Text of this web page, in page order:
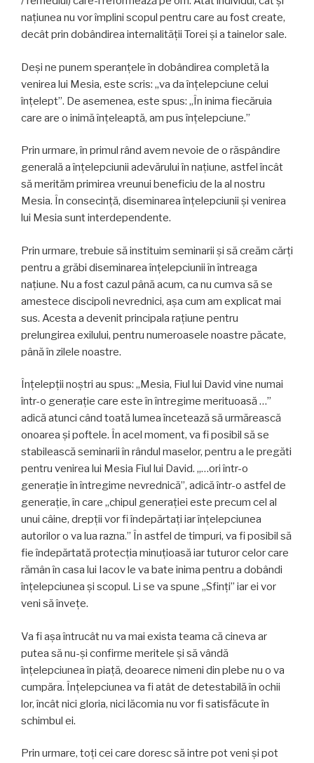
națiunea nu vor împlini scopul pentru care au fost create,
decât prin dobândirea internalității Torei și a tainelor sale.
Deși ne punem speranţele în dobândirea completă la
venirea lui Mesia, este scris: „va da înțelepciune celui
înțelept”. De asemenea, este spus: „În inima fiecăruia
care are o inimă înţeleaptă, am pus înțelepciune.”
Prin urmare, în primul rând avem nevoie de o răspândire
generală a înţelepciunii adevărului în națiune, astfel încât
să merităm primirea vreunui beneficiu de la al nostru
Mesia. În consecință, diseminarea înţelepciunii și venirea
lui Mesia sunt interdependente.
Prin urmare, trebuie să instituim seminarii și să creăm cărți
pentru a grăbi diseminarea înțelepciunii în întreaga
națiune. Nu a fost cazul până acum, ca nu cumva să se
amestece discipoli nevrednici, așa cum am explicat mai
sus. Acesta a devenit principala raţiune pentru
prelungirea exilului, pentru numeroasele noastre păcate,
până în zilele noastre.
Înțelepții noștri au spus: „Mesia, Fiul lui David vine numai
într-o generație care este în întregime merituoasă …”
adică atunci când toată lumea încetează să urmărească
onoarea și poftele. În acel moment, va fi posibil să se
stabilească seminarii în rândul maselor, pentru a le pregăti
pentru venirea lui Mesia Fiul lui David. „…ori într-o
generație în întregime nevrednică”, adică într-o astfel de
generație, în care „chipul generației este precum cel al
unui câine, drepţii vor fi îndepărtaţi iar înțelepciunea
autorilor o va lua razna.” În astfel de timpuri, va fi posibil să
fie îndepărtată protecţia minuţioasă iar tuturor celor care
rămân în casa lui Iacov le va bate inima pentru a dobândi
înțelepciunea și scopul. Li se va spune „Sfinţi” iar ei vor
veni să învețe.
Va fi aşa întrucât nu va mai exista teama că cineva ar
putea să nu-şi confirme meritele și să vândă
înțelepciunea în piață, deoarece nimeni din plebe nu o va
cumpăra. Înțelepciunea va fi atât de detestabilă în ochii
lor, încât nici gloria, nici lăcomia nu vor fi satisfăcute în
schimbul ei.
Prin urmare, toți cei care doresc să intre pot veni și pot